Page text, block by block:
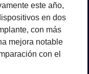
este año,
en dos
con más
mejora notable
con el